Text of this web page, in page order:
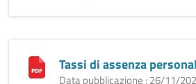
Tassi di assenza
Data pubblicazione : 26/11/